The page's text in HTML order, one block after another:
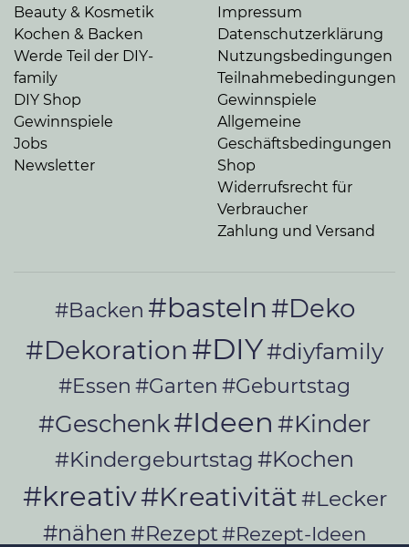
Beauty & Kosmetik
Kochen & Backen
Werde Teil der DIY-
family
DIY Shop
Gewinnspiele
Jobs
Newsletter
Impressum
Datenschutzerklärung
Nutzungsbedingungen
Teilnahmebedingungen
Gewinnspiele
Allgemeine
Geschäftsbedingungen
Shop
Widerrufsrecht für
Verbraucher
Zahlung und Versand
#Backen #basteln#Deko
#Dekoration #DIY#diyfamily
#Essen #Garten #Geburtstag
#Geschenk#Ideen #Kinder
#Kindergeburtstag #Kochen
#kreativ#Kreativität#Lecker
#nähen #Rezept#Rezept-Ideen